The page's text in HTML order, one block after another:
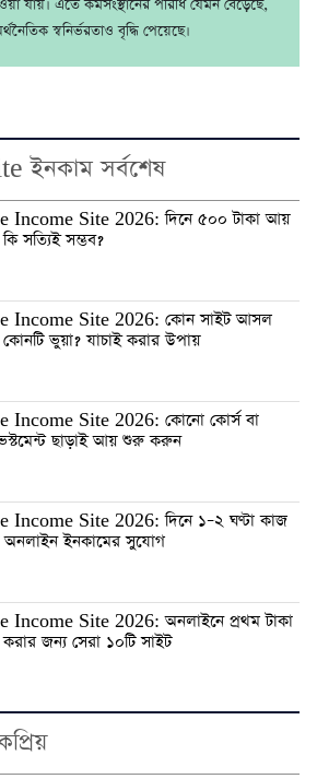
যায়। এতে কর্মসংস্থানের পরিধি যেমন বেড়েছে,
স্বনির্ভরতাও বৃদ্ধি পেয়েছে।
ইনকাম সর্বশেষ
Income Site 2026: দিনে ৫০০ টাকা আয়
সত্যিই সম্ভব?
Income Site 2026: কোন সাইট আসল
ভুয়া? যাচাই করার উপায়
Income Site 2026: কোনো কোর্স বা
ছাড়াই আয় শুরু করুন
Income Site 2026: দিনে ১–২ ঘণ্টা কাজ
অনলাইন ইনকামের সুযোগ
Income Site 2026: অনলাইনে প্রথম টাকা
জন্য সেরা ১০টি সাইট